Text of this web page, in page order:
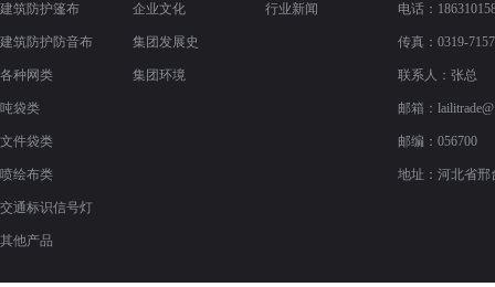
建筑防护篷布
建筑防护防音布
各种网类
吨袋类
文件袋类
喷绘布类
交通标识信号灯
其他产品
企业文化
集团发展史
集团环境
行业新闻 电话：
传真： 0319-
联系人：张总
邮箱：
邮编：056700
地址：河北省邢